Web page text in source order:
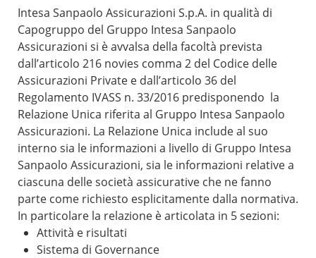
Intesa Sanpaolo Assicurazioni S.p.A. in qualità di
Capogruppo del Gruppo Intesa Sanpaolo
Assicurazioni si è avvalsa della facoltà prevista
dall’articolo 216 novies comma 2 del Codice delle
Assicurazioni Private e dall’articolo 36 del
Regolamento IVASS n. 33/2016 predisponendo la
Relazione Unica riferita al Gruppo Intesa Sanpaolo
Assicurazioni. La Relazione Unica include al suo
interno sia le informazioni a livello di Gruppo Intesa
Sanpaolo Assicurazioni, sia le informazioni relative a
ciascuna delle società assicurative che ne fanno
parte come richiesto esplicitamente dalla normativa.
In particolare la relazione è articolata in 5 sezioni:
Attività e risultati
Sistema di Governance